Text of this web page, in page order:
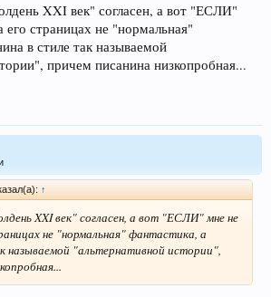
XXI век" согласен, а вот "ЕСЛИ"
страницах не "нормальная"
в стиле так называемой
причем писанина низкопробная...
↑
XXI век" согласен, а вот "ЕСЛИ" мне не
не "нормальная" фантастика, а
называемой "альтернативной истории",